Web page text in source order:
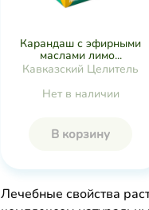
Карандаш с эфирными
маслами лимо...
Кавказский Целитель
Нет в наличии
В корзину
Лечебные свойства